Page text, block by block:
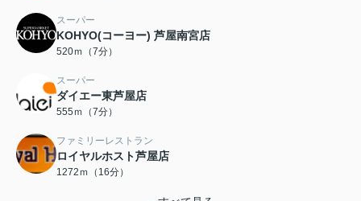
スーパー
KOHYO(コーヨー) 芦屋南宮店
520ｍ（7分）
スーパー
ダイエー東芦屋店
555ｍ（7分）
ファミリーレストラン
ロイヤルホスト芦屋店
1272ｍ（16分）